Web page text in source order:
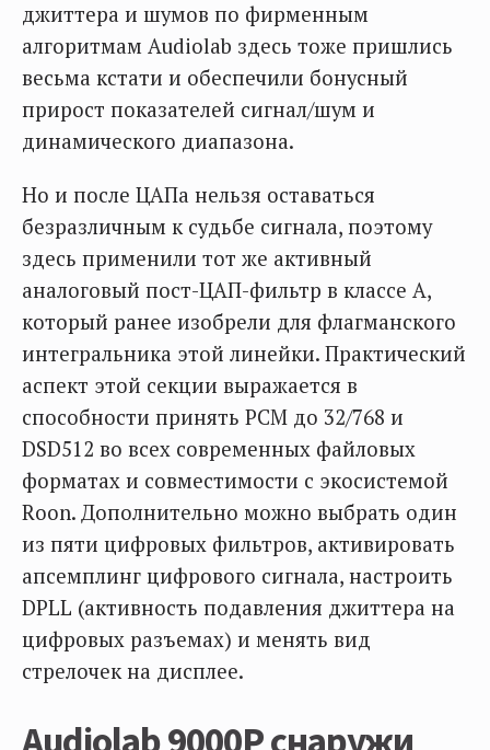
джиттера и шумов по фирменным
алгоритмам Audiolab здесь тоже пришлись
весьма кстати и обеспечили бонусный
прирост показателей сигнал/шум и
динамического диапазона.
Но и после ЦАПа нельзя оставаться
безразличным к судьбе сигнала, поэтому
здесь применили тот же активный
аналоговый пост-ЦАП-фильтр в классе А,
который ранее изобрели для флагманского
интегральника этой линейки. Практический
аспект этой секции выражается в
способности принять PCM до 32/768 и
DSD512 во всех современных файловых
форматах и совместимости с экосистемой
Roon. Дополнительно можно выбрать один
из пяти цифровых фильтров, активировать
апсемплинг цифрового сигнала, настроить
DPLL (активность подавления джиттера на
цифровых разъемах) и менять вид
стрелочек на дисплее.